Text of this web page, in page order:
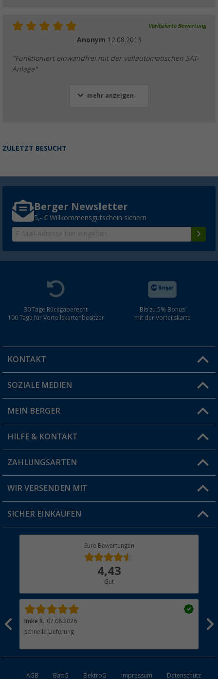
Verifizierte Bewertung
Anonym 12.08.2013
"Funktioniert einwandfrei mit der vollautomatischen SAT-
Anlage"
mehr anzeigen
ZULETZT BESUCHT
Berger Newsletter
5,- € Willkommensgutschein sichern
30 Tage Rückgaberecht
100 Tage für Vorteilskartenbesitzer
Bis zu 5% Bonus
mit der Vorteilskarte
KONTAKT
Du hast eine Frage?
Filiale finden
SOZIALE MEDIEN
MEIN BERGER
Vorteilskarte
Blog
Jobs & Karriere
HILFE & KONTAKT
FAQ & Kontakt
Versandinformationen
Rücksendung
ZAHLUNGSARTEN
WIR VERSENDEN MIT
SICHER EINKAUFEN
Eure Bewertungen
4,43
Gut
Imke R. 07.08.2026
schnelle Lieferung
AGB BattG ElektroG Impressum Datenschutz